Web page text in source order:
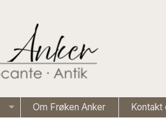
Om Frøken Anker Kontakt